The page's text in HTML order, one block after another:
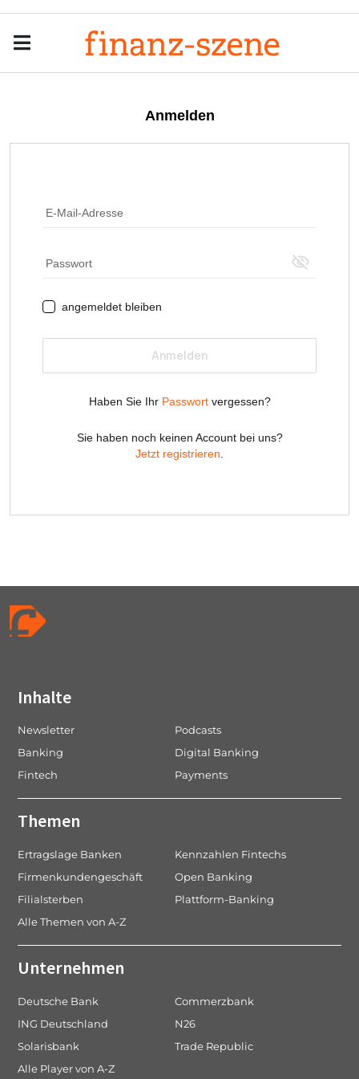
Inhalte
Newsletter
Podcasts
Banking
Digital Banking
Fintech
Payments
Themen
Ertragslage Banken
Kennzahlen Fintechs
Firmenkundengeschäft
Open Banking
Filialsterben
Plattform-Banking
Alle Themen von A-Z
Unternehmen
Deutsche Bank
Commerzbank
ING Deutschland
N26
Solarisbank
Trade Republic
Alle Player von A-Z